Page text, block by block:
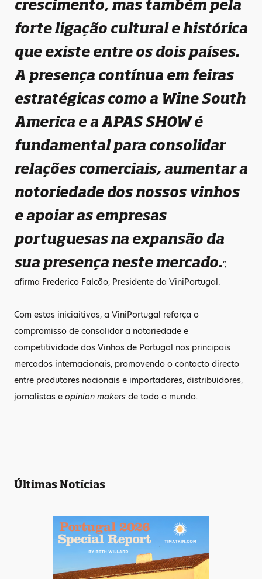
crescimento, mas também pela
forte ligação cultural e histórica
que existe entre os dois países.
A presença contínua em feiras
estratégicas como a Wine South
America e a APAS SHOW é
fundamental para consolidar
relações comerciais, aumentar a
notoriedade dos nossos vinhos
e apoiar as empresas
portuguesas na expansão da
sua presença neste mercado.”,
afirma Frederico Falcão, Presidente da ViniPortugal.
Com estas iniciaitivas, a ViniPortugal reforça o
compromisso de consolidar a notoriedade e
competitividade dos Vinhos de Portugal nos principais
mercados internacionais, promovendo o contacto directo
entre produtores nacionais e importadores, distribuidores,
jornalistas e opinion makers de todo o mundo.
Últimas Notícias